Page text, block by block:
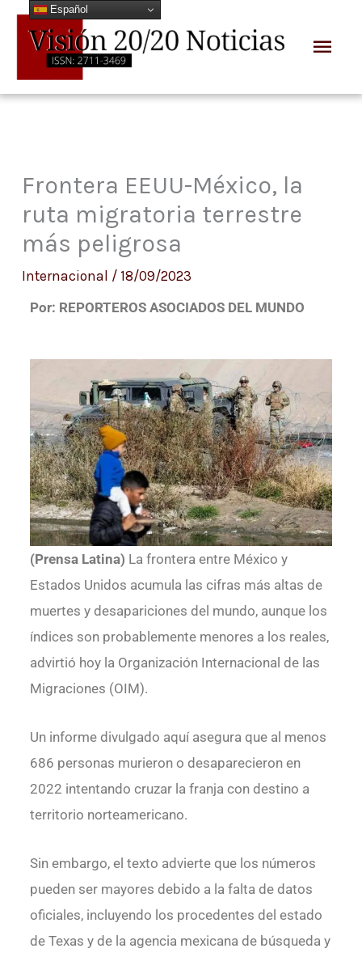
contenido
Frontera EEUU-México, la
ruta migratoria terrestre
más peligrosa
Internacional / 18/09/2023
Por: REPORTEROS ASOCIADOS DEL MUNDO
(Prensa Latina) La frontera entre México y
Estados Unidos acumula las cifras más altas de
muertes y desapariciones del mundo, aunque los
índices son probablemente menores a los reales,
advirtió hoy la Organización Internacional de las
Migraciones (OIM).
Un informe divulgado aquí asegura que al menos
686 personas murieron o desaparecieron en
2022 intentando cruzar la franja con destino a
territorio norteamericano.
Sin embargo, el texto advierte que los números
pueden ser mayores debido a la falta de datos
oficiales, incluyendo los procedentes del estado
de Texas y de la agencia mexicana de búsqueda y
Español